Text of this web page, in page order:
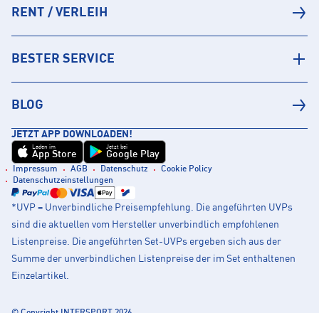
RENT / VERLEIH
BESTER SERVICE
BLOG
JETZT APP DOWNLOADEN!
Laden im
App Store
Jetzt bei
Google Play
Impressum AGB Datenschutz
Cookie Policy
Datenschutzeinstellungen
*UVP = Unverbindliche Preisempfehlung. Die angeführten UVPs
sind die aktuellen vom Hersteller unverbindlich empfohlenen
Listenpreise. Die angeführten Set-UVPs ergeben sich aus der
Summe der unverbindlichen Listenpreise der im Set enthaltenen
Einzelartikel.